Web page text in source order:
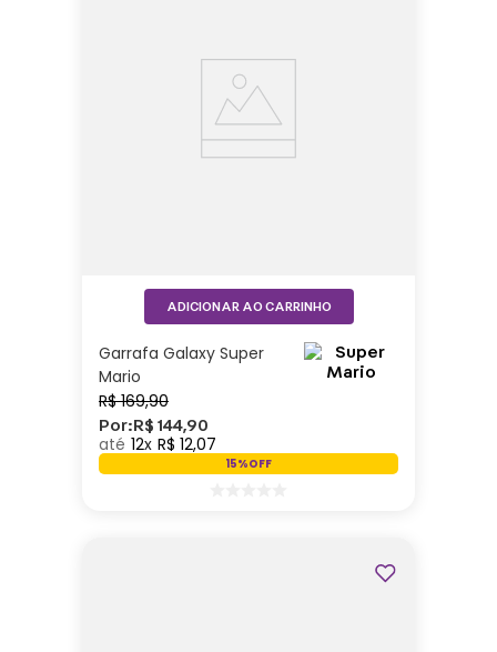
Garrafa Galaxy Super
Mario
R$ 169,90
Por:R$ 144,90
12 R$ 12,07
15%OFF
ADICIONAR AO CARRINHO